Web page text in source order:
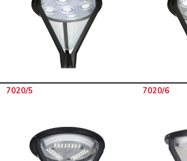
7020/5 7020/6